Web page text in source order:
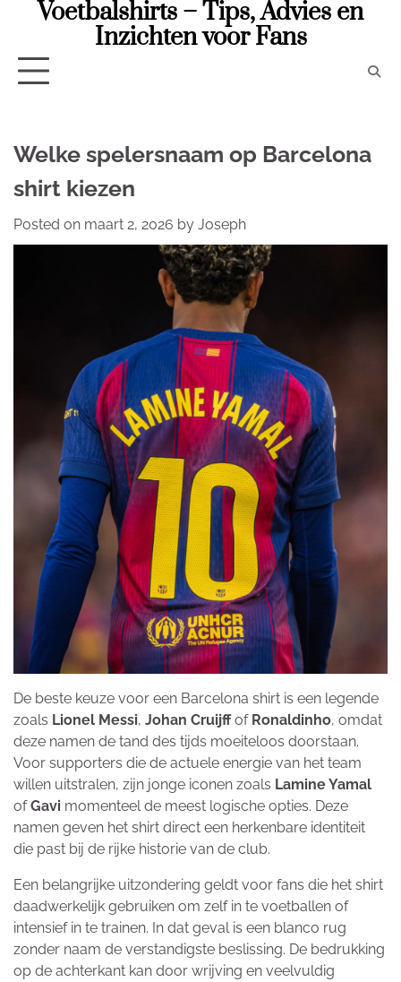
Voetbalshirts – Tips, Advies en
Inzichten voor Fans
Welke spelersnaam op Barcelona
shirt kiezen
Posted on maart 2, 2026 by Joseph
De beste keuze voor een Barcelona shirt is een legende
zoals Lionel Messi, Johan Cruijffof Ronaldinho, omdat
deze namen de tand des tijds moeiteloos doorstaan.
Voor supporters die de actuele energie van het team
willen uitstralen, zijn jonge iconen zoals Lamine Yamal
ofGavi momenteel de meest logische opties. Deze
namen geven het shirt direct een herkenbare identiteit
die past bij de rijke historie van de club.
Een belangrijke uitzondering geldt voor fans die het shirt
daadwerkelijk gebruiken om zelf in te voetballen of
intensief in te trainen. In dat geval is een blanco rug
zonder naam de verstandigste beslissing. De bedrukking
op de achterkant kan door wrijving en veelvuldig